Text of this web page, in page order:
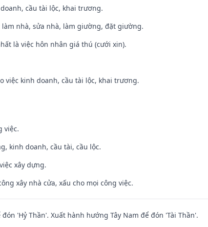
cầu tài lộc, khai trương.
làm nhà, sửa nhà, làm giường, đặt giường.
là việc hôn nhân giá thú (cưới xin).
việc kinh doanh, cầu tài lộc, khai trương.
việc.
kinh doanh, cầu tài, cầu lộc.
xây dựng.
xây nhà cửa, xấu cho mọi công việc.
'Hỷ Thần'. Xuất hành hướng Tây Nam để đón 'Tài Thần'.